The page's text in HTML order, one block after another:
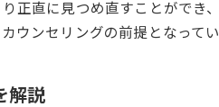
カウンセリングの社会的
心理カウンセラーとして
正直に見つめ直すことがで
ウンセリングの前提となってい
解説